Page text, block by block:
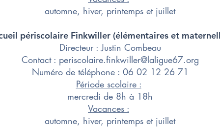
automne, hiver, printemps et juillet
périscolaire Finkwiller​ (élémentaires et
Directeur : Justin Combeau
​Contact : periscolaire.finkwiller@laligue67.org
Numéro de téléphone : 06 02 12 26 71
Période scolaire :
mercredi de 8h à 18h
Vacances :
automne, hiver, printemps et juillet